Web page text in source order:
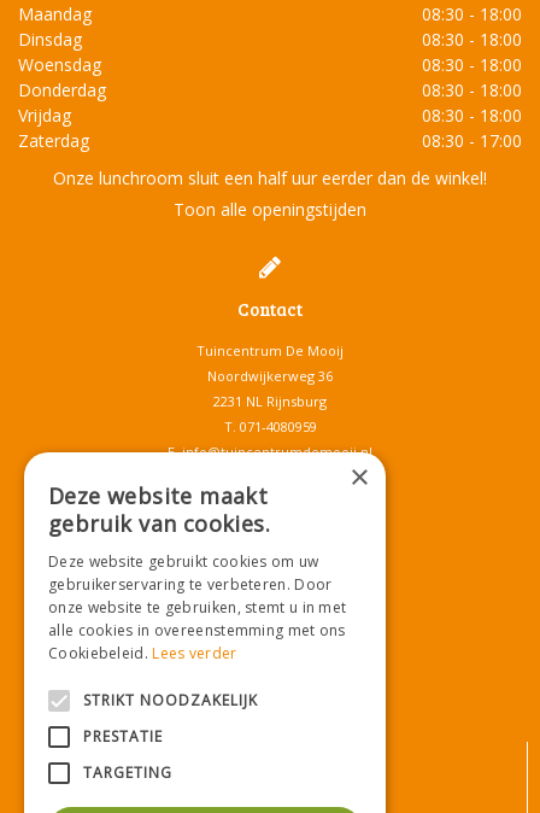
Maandag
08:30 - 18:00
Dinsdag
08:30 - 18:00
Woensdag
08:30 - 18:00
Donderdag
08:30 - 18:00
Vrijdag
08:30 - 18:00
Zaterdag
08:30 - 17:00
Onze lunchroom sluit een half uur eerder dan de winkel!
Toon alle openingstijden
Contact
Tuincentrum De Mooij
Noordwijkerweg 36
2231 NL Rijnsburg
T. 071-4080959
E.info@tuincentrumdemooij.nl
Download onze App!
×
Deze website maakt
gebruik van cookies.
Deze website gebruikt cookies om uw
gebruikerservaring te verbeteren. Door
onze website te gebruiken, stemt u in met
alle cookies in overeenstemming met ons
Cookiebeleid.Lees verder
STRIKT NOODZAKELIJK
PRESTATIE
TARGETING